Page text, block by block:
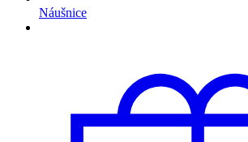
Náušnice